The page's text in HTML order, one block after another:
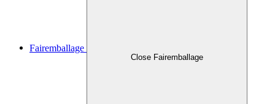
Fairemballage
Close Fairemballage